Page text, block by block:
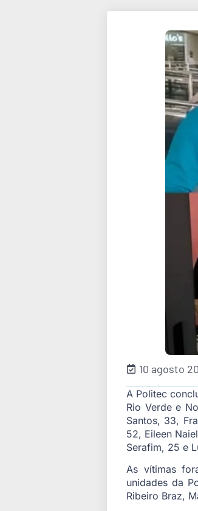
10 agosto
A Politec
Rio Verde e
Santos, 33,
52, Eileen
Serafim, 25 e
As vítimas
unidades da
Ribeiro Braz,